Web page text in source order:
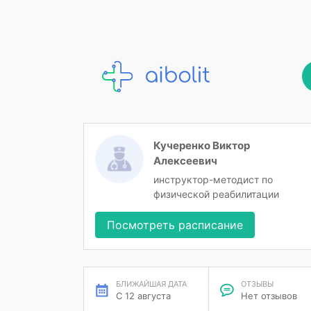
Кучеренко Виктор
Алексеевич
инструктор-методист по
физической реабилитации
Посмотреть расписание
БЛИЖАЙШАЯ ДАТА
С 12 августа
ОТЗЫВЫ
Нет отзывов